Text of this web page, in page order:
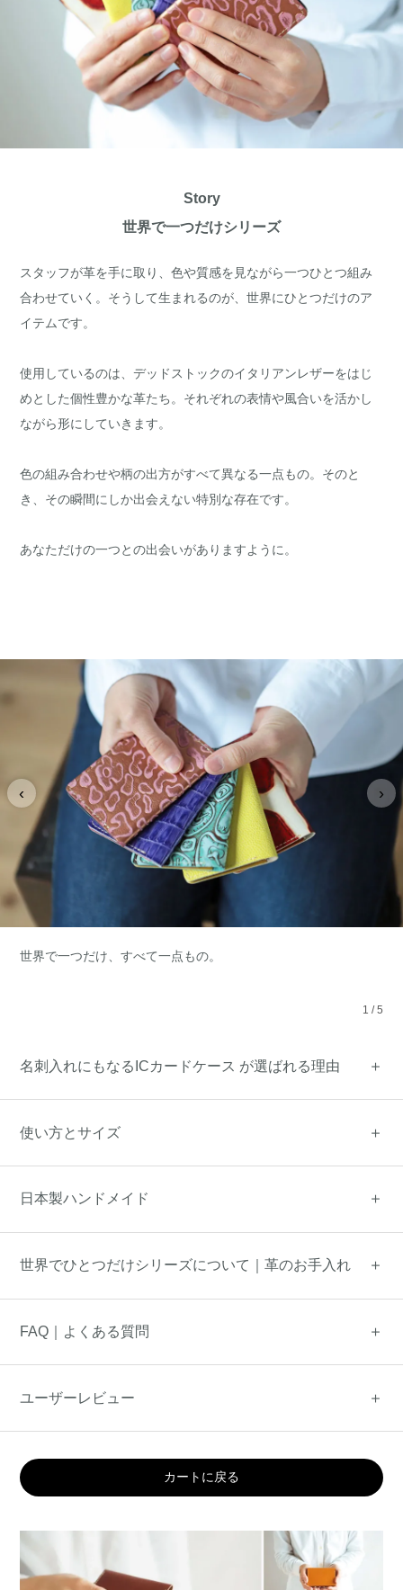
Story
世界で一つだけシリーズ
スタッフが革を手に取り、色や質感を見ながら一つひとつ組み
合わせていく。そうして生まれるのが、世界にひとつだけのア
イテムです。
使用しているのは、デッドストックのイタリアンレザーをはじ
めとした個性豊かな革たち。それぞれの表情や風合いを活かし
ながら形にしていきます。
色の組み合わせや柄の出方がすべて異なる一点もの。そのと
き、その瞬間にしか出会えない特別な存在です。
あなただけの一つとの出会いがありますように。
‹ ›
世界で一つだけ、すべて一点もの。
1 /5
名刺入れにもなるICカードケース が選ばれる理由
使い方とサイズ
日本製ハンドメイド
世界でひとつだけシリーズについて｜革のお手入れ
FAQ｜よくある質問
ユーザーレビュー
カートに戻る